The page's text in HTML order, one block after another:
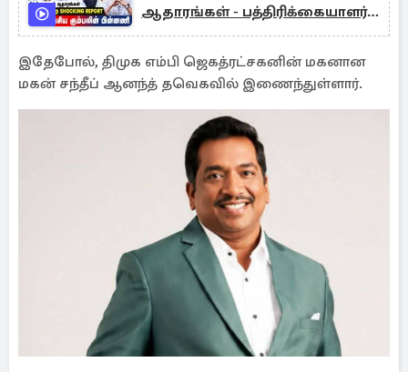
ஆதாரங்கள் - பத்திரிக்கையாளர்
முத்தலீப்
இதேபோல், திமுக எம்பி ஜெகத்ரட்சகனின் மகனான
மகன் சந்தீப் ஆனந்த் தவெகவில் இணைந்துள்ளார்.